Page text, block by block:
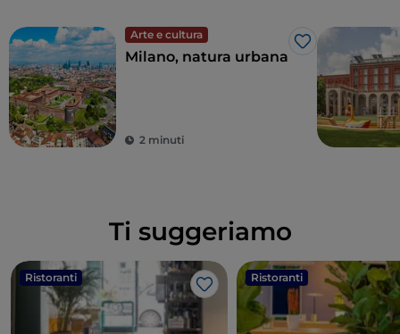
Arte e cultura
Like
Milano, natura urbana
2 minuti
Ti suggeriamo
Ristoranti
Like
Ristoranti